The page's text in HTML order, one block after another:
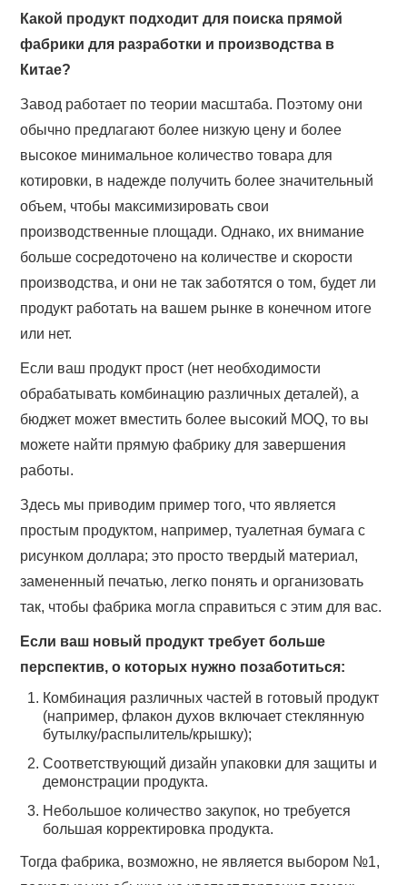
Какой продукт подходит для поиска прямой
фабрики для разработки и производства в
Китае?
Завод работает по теории масштаба. Поэтому они
обычно предлагают более низкую цену и более
высокое минимальное количество товара для
котировки, в надежде получить более значительный
объем, чтобы максимизировать свои
производственные площади. Однако, их внимание
больше сосредоточено на количестве и скорости
производства, и они не так заботятся о том, будет ли
продукт работать на вашем рынке в конечном итоге
или нет.
Если ваш продукт прост (нет необходимости
обрабатывать комбинацию различных деталей), а
бюджет может вместить более высокий MOQ, то вы
можете найти прямую фабрику для завершения
работы.
Здесь мы приводим пример того, что является
простым продуктом, например, туалетная бумага с
рисунком доллара; это просто твердый материал,
замененный печатью, легко понять и организовать
так, чтобы фабрика могла справиться с этим для вас.
Если ваш новый продукт требует больше
перспектив, о которых нужно позаботиться:
Комбинация различных частей в готовый продукт
(например, флакон духов включает стеклянную
бутылку/распылитель/крышку);
Соответствующий дизайн упаковки для защиты и
демонстрации продукта.
Небольшое количество закупок, но требуется
большая корректировка продукта.
Тогда фабрика, возможно, не является выбором №1,